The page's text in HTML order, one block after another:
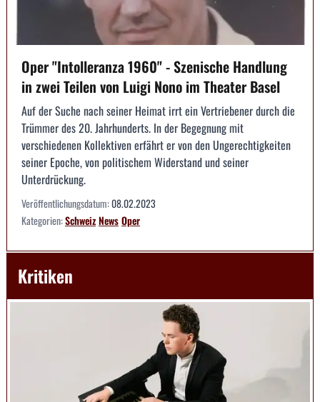
Oper "Intolleranza 1960" - Szenische Handlung
in zwei Teilen von Luigi Nono im Theater Basel
Auf der Suche nach seiner Heimat irrt ein Vertriebener durch die
Trümmer des 20. Jahrhunderts. In der Begegnung mit
verschiedenen Kollektiven erfährt er von den Ungerechtigkeiten
seiner Epoche, von politischem Widerstand und seiner
Unterdrückung.
Veröffentlichungsdatum:08.02.2023
Kategorien:SchweizNewsOper
Kritiken